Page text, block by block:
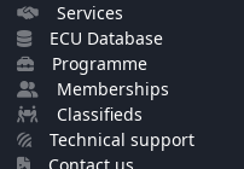
Services
ECU Database
Programme
Memberships
Classifieds
Technical support